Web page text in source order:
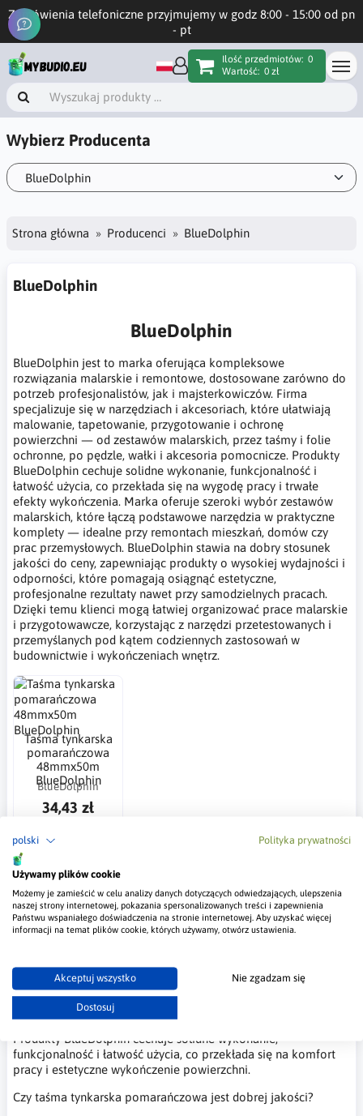
polski Polityka prywatności
Używamy plików cookie
Możemy je zamieścić w celu analizy danych dotyczących odwiedzających, ulepszenia
naszej strony internetowej, pokazania spersonalizowanych treści i zapewnienia
Państwu wspaniałego doświadczenia na stronie internetowej. Aby uzyskać więcej
informacji na temat plików cookie, których używamy, otwórz ustawienia.
Akceptuj wszystko Nie zgadzam się
Dostosuj
Zamówienia telefoniczne przyjmujemy w godz 8:00 - 15:00 od pn
- pt
Ilość przedmiotów: 0
Wartość: 0 zł
Wybierz Producenta
Strona główna Producenci BlueDolphin
BlueDolphin
BlueDolphin
BlueDolphin jest to marka oferująca kompleksowe
rozwiązania malarskie i remontowe, dostosowane zarówno do
potrzeb profesjonalistów, jak i majsterkowiczów. Firma
specjalizuje się w narzędziach i akcesoriach, które ułatwiają
malowanie, tapetowanie, przygotowanie i ochronę
powierzchni — od zestawów malarskich, przez taśmy i folie
ochronne, po pędzle, wałki i akcesoria pomocnicze. Produkty
BlueDolphin cechuje solidne wykonanie, funkcjonalność i
łatwość użycia, co przekłada się na wygodę pracy i trwałe
efekty wykończenia. Marka oferuje szeroki wybór zestawów
malarskich, które łączą podstawowe narzędzia w praktyczne
komplety — idealne przy remontach mieszkań, domów czy
prac przemysłowych. BlueDolphin stawia na dobry stosunek
jakości do ceny, zapewniając produkty o wysokiej wydajności i
odporności, które pomagają osiągnąć estetyczne,
profesjonalne rezultaty nawet przy samodzielnych pracach.
Dzięki temu klienci mogą łatwiej organizować prace malarskie
i przygotowawcze, korzystając z narzędzi przetestowanych i
przemyślanych pod kątem codziennych zastosowań w
budownictwie i wykończeniach wnętrz.
Taśma tynkarska
pomarańczowa
48mmx50m
BlueDolphin
BlueDolphin
34,43 zł
Najczęściej zadawane pytania –
Co to za firma BlueDolphin?
BlueDolphin to marka oferująca kompleksowe rozwiązania
indywidualnych. W asortymencie znajdziesz narzędzia i
komplety malarskie, taśmy malarskie i tynkarskie, folie
ochronne, pędzle, wałki oraz inne akcesoria ułatwiające
malowanie, tapetowanie i przygotowanie powierzchni.
Produkty BlueDolphin cechuje solidne wykonanie,
funkcjonalność i łatwość użycia, co przekłada się na komfort
pracy i estetyczne wykończenie powierzchni.
Czy taśma tynkarska pomarańczowa jest dobrej jakości?